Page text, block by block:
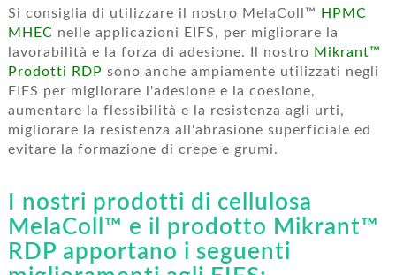
Si consiglia di utilizzare il nostro MelaColl™
HPMC
MHEC nelle applicazioni EIFS, per migliorare la
lavorabilità e la forza di adesione. Il nostro Mikrant™
Prodotti RDP sono anche ampiamente utilizzati negli
EIFS per migliorare l'adesione e la coesione,
aumentare la flessibilità e la resistenza agli urti,
migliorare la resistenza all'abrasione superficiale ed
evitare la formazione di crepe e grumi.
I nostri prodotti di cellulosa
MelaColl™ e il prodotto Mikrant™
RDP apportano i seguenti